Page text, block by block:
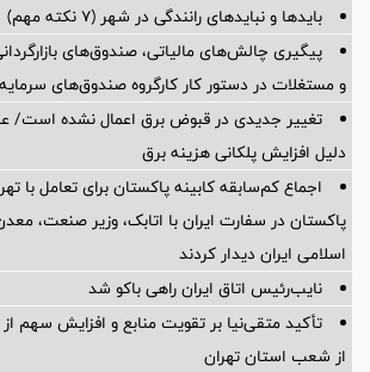
بایدها و نبایدهای رانندگی در شهر (۷ نکته مهم)
پیگیری چالش‌های مالیاتی، صندوق‌های
و مستغلات در دستور کار کارگروه صندوق‌های
تغییر جدیدی در قبوض برق اعمال نشده است/
دلیل افزایش پلکانی هزینه برق
اجماع کم‌سابقه کابینه پاکستان برای تعامل
پاکستان در سفارت ایران با اتابک، وزیر صنعت،
اسلامی ایران دیدار کردند
نایب‌رئیس اتاق ایران راهی باکو شد
تأکید متقی‌نیا بر تقویت منابع و افزایش سهم از
از شعب استان تهران